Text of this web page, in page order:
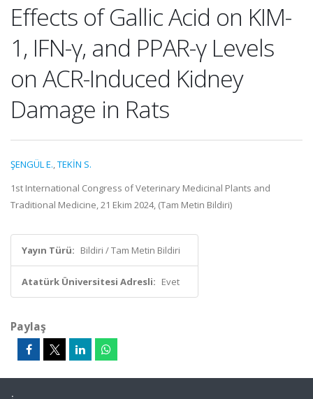
Effects of Gallic Acid on KIM-
1, IFN-γ, and PPAR-γ Levels
on ACR-Induced Kidney
Damage in Rats
ŞENGÜL E.,TEKİN S.
1st International Congress of Veterinary Medicinal Plants and
Traditional Medicine, 21 Ekim 2024, (Tam Metin Bildiri)
Yayın Türü: Bildiri / Tam Metin Bildiri
Atatürk Üniversitesi Adresli: Evet
Paylaş